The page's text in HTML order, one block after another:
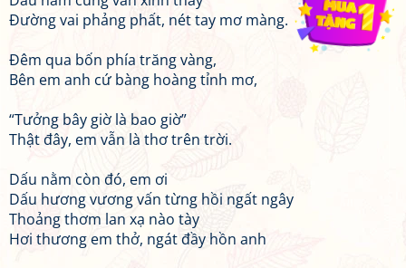
Đường vai phảng phất, nét tay mơ màng.
Đêm qua bốn phía trăng vàng,
Bên em anh cứ bàng hoàng tỉnh mơ,
“Tưởng bây giờ là bao giờ”
Thật đây, em vẫn là thơ trên trời.
Dấu nằm còn đó, em ơi
Dấu hương vương vấn từng hồi ngất ngây
Thoảng thơm lan xạ nào tày
Hơi thương em thở, ngát đầy hồn anh